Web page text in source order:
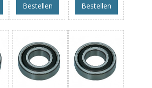
Bestellen
Bestellen